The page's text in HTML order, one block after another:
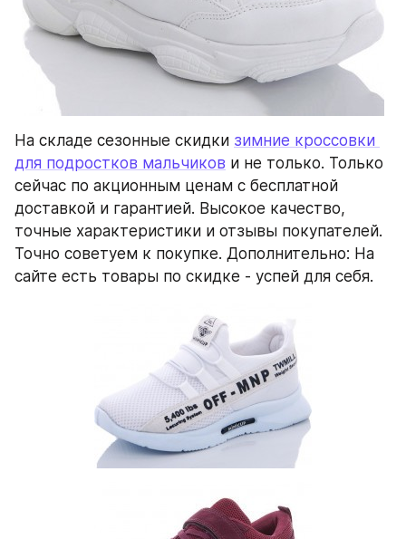
На складе сезонные скидки зимние кроссовки
для подростков мальчиков и не только. Только
сейчас по акционным ценам с бесплатной
доставкой и гарантией. Высокое качество,
точные характеристики и отзывы покупателей.
Точно советуем к покупке. Дополнительно: На
сайте есть товары по скидке - успей для себя.